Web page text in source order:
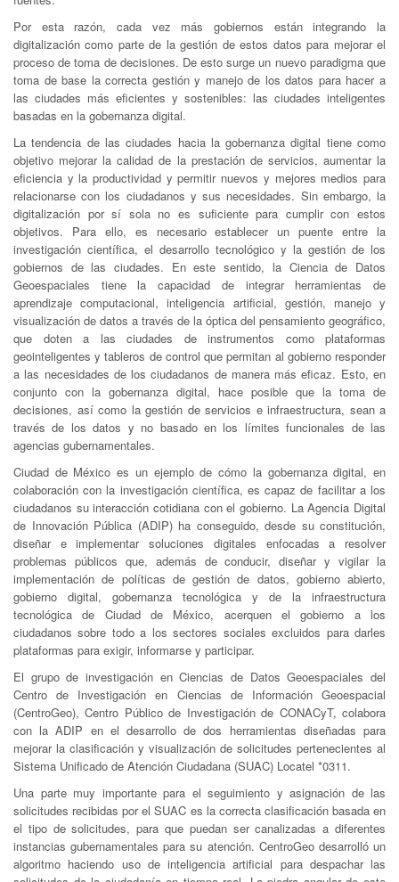
Por esta razón, cada vez más gobiernos están integrando la
digitalización como parte de la gestión de estos datos para mejorar el
proceso de toma de decisiones. De esto surge un nuevo paradigma que
toma de base la correcta gestión y manejo de los datos para hacer a
las ciudades más eficientes y sostenibles: las ciudades inteligentes
basadas en la gobernanza digital.
La tendencia de las ciudades hacia la gobernanza digital tiene como
objetivo mejorar la calidad de la prestación de servicios, aumentar la
eficiencia y la productividad y permitir nuevos y mejores medios para
relacionarse con los ciudadanos y sus necesidades. Sin embargo, la
digitalización por sí sola no es suficiente para cumplir con estos
objetivos. Para ello, es necesario establecer un puente entre la
investigación científica, el desarrollo tecnológico y la gestión de los
gobiernos de las ciudades. En este sentido, la Ciencia de Datos
Geoespaciales tiene la capacidad de integrar herramientas de
aprendizaje computacional, inteligencia artificial, gestión, manejo y
visualización de datos a través de la óptica del pensamiento geográfico,
que doten a las ciudades de instrumentos como plataformas
geointeligentes y tableros de control que permitan al gobierno responder
a las necesidades de los ciudadanos de manera más eficaz. Esto, en
conjunto con la gobernanza digital, hace posible que la toma de
decisiones, así como la gestión de servicios e infraestructura, sean a
través de los datos y no basado en los límites funcionales de las
agencias gubernamentales.
Ciudad de México es un ejemplo de cómo la gobernanza digital, en
colaboración con la investigación científica, es capaz de facilitar a los
ciudadanos su interacción cotidiana con el gobierno. La Agencia Digital
de Innovación Pública (ADIP) ha conseguido, desde su constitución,
diseñar e implementar soluciones digitales enfocadas a resolver
problemas públicos que, además de conducir, diseñar y vigilar la
implementación de políticas de gestión de datos, gobierno abierto,
gobierno digital, gobernanza tecnológica y de la infraestructura
tecnológica de Ciudad de México, acerquen el gobierno a los
ciudadanos sobre todo a los sectores sociales excluidos para darles
plataformas para exigir, informarse y participar.
El grupo de investigación en Ciencias de Datos Geoespaciales del
Centro de Investigación en Ciencias de Información Geoespacial
(CentroGeo), Centro Público de Investigación de CONACyT, colabora
con la ADIP en el desarrollo de dos herramientas diseñadas para
mejorar la clasificación y visualización de solicitudes pertenecientes al
Sistema Unificado de Atención Ciudadana (SUAC) Locatel *0311.
Una parte muy importante para el seguimiento y asignación de las
solicitudes recibidas por el SUAC es la correcta clasificación basada en
el tipo de solicitudes, para que puedan ser canalizadas a diferentes
instancias gubernamentales para su atención. CentroGeo desarrolló un
algoritmo haciendo uso de inteligencia artificial para despachar las